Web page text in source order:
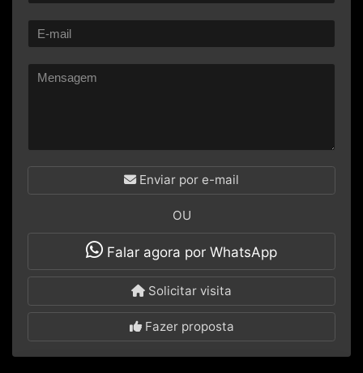
Enviar por e-mail
OU
Falar agora por WhatsApp
Solicitar visita
Fazer proposta